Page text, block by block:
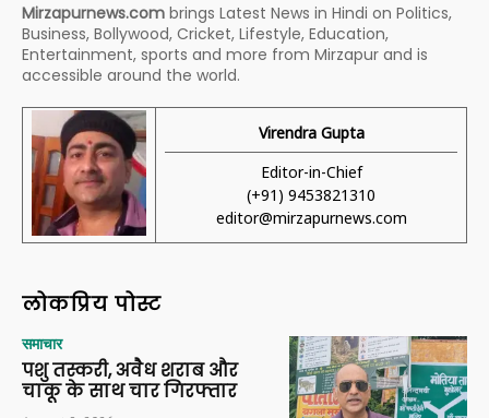
Mirzapurnews.com brings Latest News in Hindi on Politics,
Business, Bollywood, Cricket, Lifestyle, Education,
Entertainment, sports and more from Mirzapur and is
accessible around the world.
Virendra Gupta
Editor-in-Chief
(+91) 9453821310
editor@mirzapurnews.com
लोकप्रिय पोस्ट
समाचार
पशु तस्करी, अवैध शराब और
चाकू के साथ चार गिरफ्तार